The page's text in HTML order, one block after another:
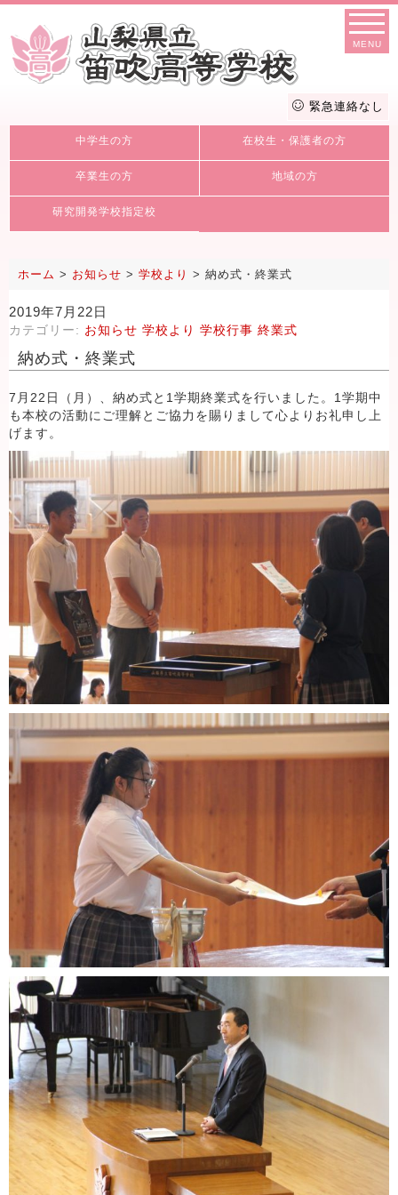
MENU
緊急連絡なし
中学生の方 在校生・保護者の方
卒業生の方 地域の方
研究開発学校指定校
ホーム > お知らせ > 学校より > 納め式・終業式
2019年7月22日
カテゴリー: お知らせ 学校より 学校行事 終業式
納め式・終業式
7月22日（月）、納め式と1学期終業式を行いました。1学期中
も本校の活動にご理解とご協力を賜りまして心よりお礼申し上
げます。